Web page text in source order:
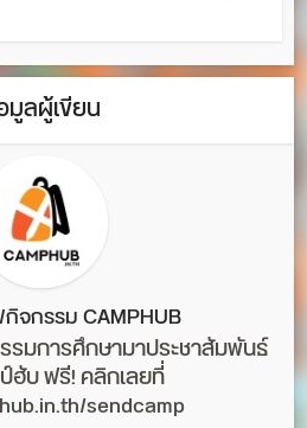
ลผู้เขียน
จกรรม CAMPHUB
มการศึกษามาประชาสัมพันธ์
ฮับ ฟรี! คลิกเลยที่
sendcamp